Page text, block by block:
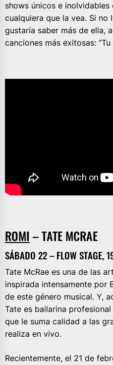
shows únicos e
cualquiera que la vea. Si no
gustaría saber más de ella,
canciones más exitosas:
ROMI – TATE MCRAE
SÁBADO 22 – FLOW STAGE,
Tate McRae es una de las
inspirada intensamente por
de este género musical. Y,
Tate es bailarina
que le suma calidad a las
realiza en vivo.
Recientemente, el 21 de